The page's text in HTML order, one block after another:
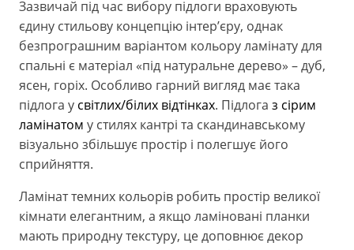
Зазвичай під час вибору підлоги враховують
єдину стильову концепцію інтер’єру, однак
безпрограшним варіантом кольору ламінату для
спальні є матеріал «під натуральне дерево» – дуб,
ясен, горіх. Особливо гарний вигляд має така
підлога у світлих/білих відтінках. Підлога з сірим
ламінатом у стилях кантрі та скандинавському
візуально збільшує простір і полегшує його
сприйняття.
Ламінат темних кольорів робить простір великої
кімнати елегантним, а якщо ламіновані планки
мають природну текстуру, це доповнює декор